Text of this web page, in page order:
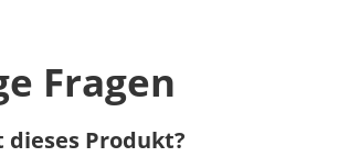
Fragen
dieses Produkt?